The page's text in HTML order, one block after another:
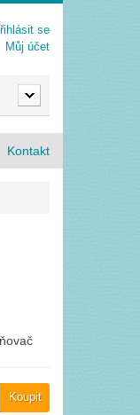
Koupit
Kontakt
se
Můj účet